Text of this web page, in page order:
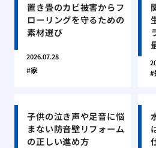
置き畳のカビ被害からフ
ローリングを守るための
素材選び
2026.07.28
家
子供の泣き声や足音に悩
まない防音壁リフォーム
の正しい進め方